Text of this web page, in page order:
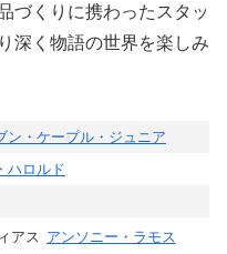
づくりに携わったスタッ
深く物語の世界を楽しみ
ン・ケープル・ジュニア
ハロルド
アス アンソニー・ラモス